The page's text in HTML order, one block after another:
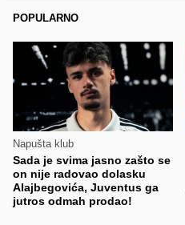
POPULARNO
Napušta klub
Sada je svima jasno zašto se
on nije radovao dolasku
Alajbegovića, Juventus ga
jutros odmah prodao!